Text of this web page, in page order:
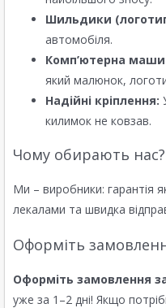
Шильдики
автомобіля.
Комп’ютерна
який малюнок,
Надійні кріплення:
килимок не ковзав.
Чому обирають нас?
Ми – виробники: гарантія
лекалами та швидка
Оформіть
Оформіть замовлення
уже за 1–2 дні! Якщо